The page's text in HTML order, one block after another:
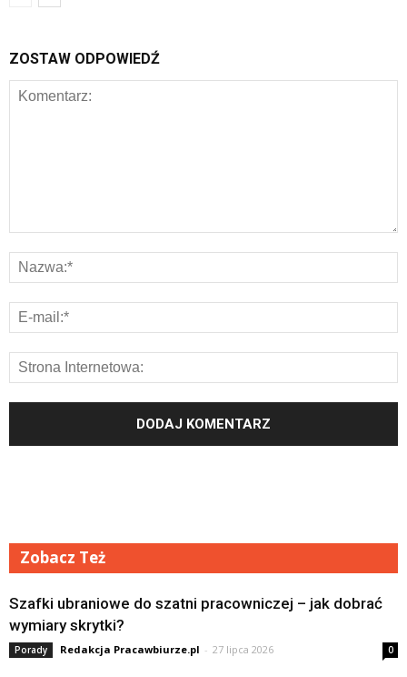
ZOSTAW ODPOWIEDŹ
Zobacz Też
Szafki ubraniowe do szatni pracowniczej – jak dobrać
wymiary skrytki?
Porady Redakcja Pracawbiurze.pl - 27 lipca 2026 0